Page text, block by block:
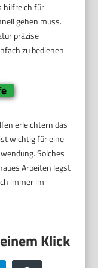
hilfreich für
gehen muss.
präzise
zu bedienen
erleichtern das
wichtig für eine
Solches
Arbeiten legst
immer im